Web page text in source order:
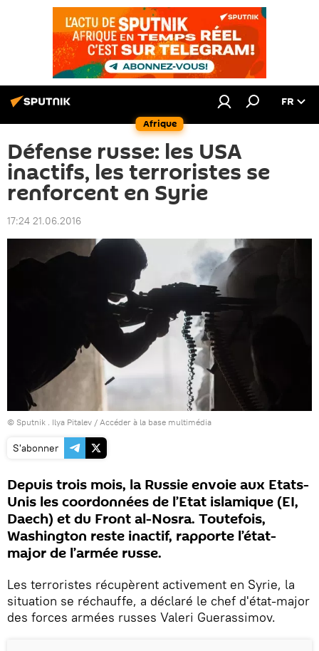
Afrique
FR
Défense russe: les USA
inactifs, les terroristes se
renforcent en Syrie
17:24 21.06.2016
© Sputnik . Ilya Pitalev / Accéder à la base multimédia
S'abonner
Depuis trois mois, la Russie envoie aux Etats-
Unis les coordonnées de l’Etat islamique (EI,
Daech) et du Front al-Nosra. Toutefois,
Washington reste inactif, rapporte l’état-
major de l’armée russe.
Les terroristes récupèrent activement en Syrie, la
situation se réchauffe, a déclaré le chef d'état-major
des forces armées russes Valeri Guerassimov.